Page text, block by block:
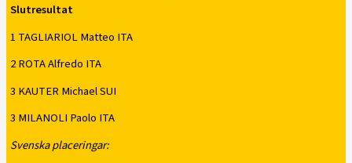
Slutresultat
1 TAGLIARIOL Matteo ITA
2 ROTA Alfredo ITA
3 KAUTER Michael SUI
3 MILANOLI Paolo ITA
Svenska placeringar: